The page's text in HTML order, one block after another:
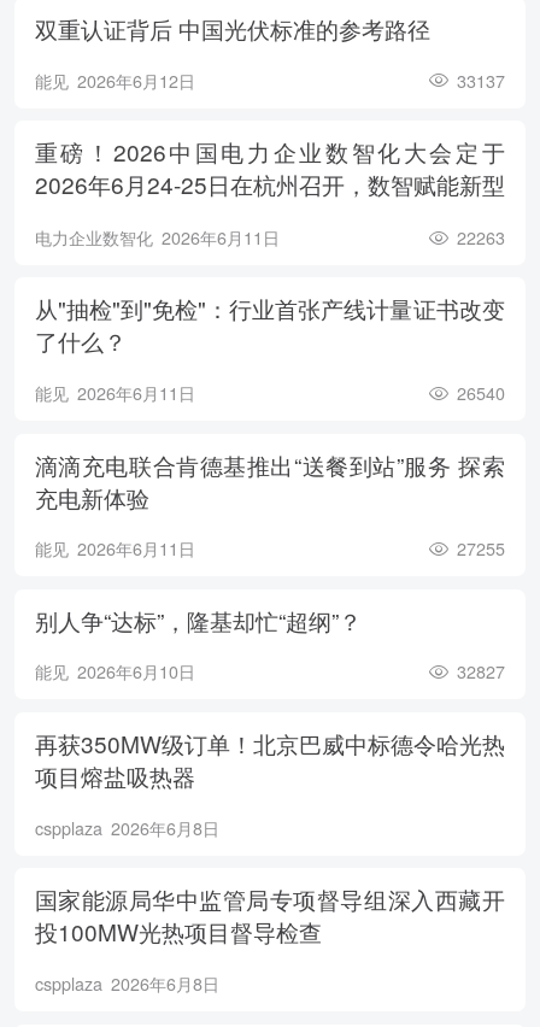
双重认证背后 中国光伏标准的参考路径
能见 2026年6月12日 33137
重磅！2026中国电力企业数智化大会定于
2026年6月24-25日在杭州召开，数智赋能新型
电力企业数智化 2026年6月11日 22263
从"抽检"到"免检"：行业首张产线计量证书改变
了什么？
能见 2026年6月11日 26540
滴滴充电联合肯德基推出“送餐到站”服务 探索
充电新体验
能见 2026年6月11日 27255
别人争“达标”，隆基却忙“超纲”？
能见 2026年6月10日 32827
再获350MW级订单！北京巴威中标德令哈光热
项目熔盐吸热器
cspplaza 2026年6月8日
国家能源局华中监管局专项督导组深入西藏开
投100MW光热项目督导检查
cspplaza 2026年6月8日